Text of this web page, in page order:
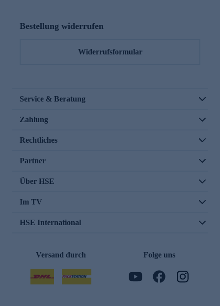
Bestellung widerrufen
Widerrufsformular
Service & Beratung
Zahlung
Rechtliches
Partner
Über HSE
Im TV
HSE International
Versand durch Folge uns